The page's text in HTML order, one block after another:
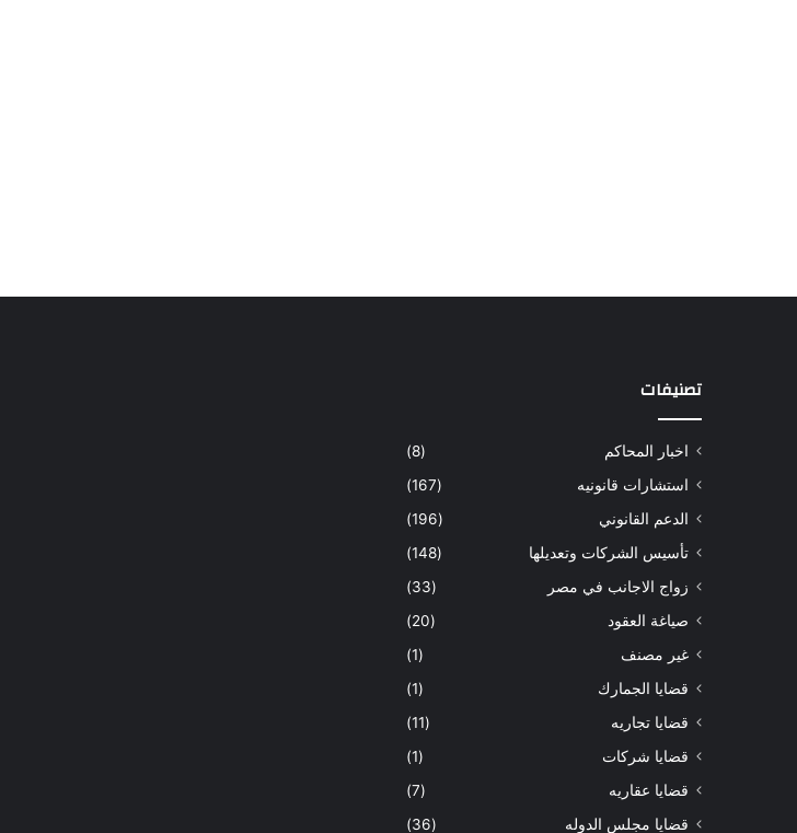
تصنيفات
اخبار المحاكم
(8)
استشارات قانونيه
(167)
الدعم القانوني
(196)
تأسيس الشركات وتعديلها
(148)
زواج الاجانب في مصر
(33)
صياغة العقود
(20)
غير مصنف
(1)
قضايا الجمارك
(1)
قضايا تجاريه
(11)
قضايا شركات
(1)
قضايا عقاريه
(7)
قضايا مجلس الدوله
(36)